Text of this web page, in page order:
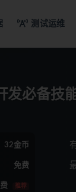
测试运维
必备技
32金币
免费
推荐